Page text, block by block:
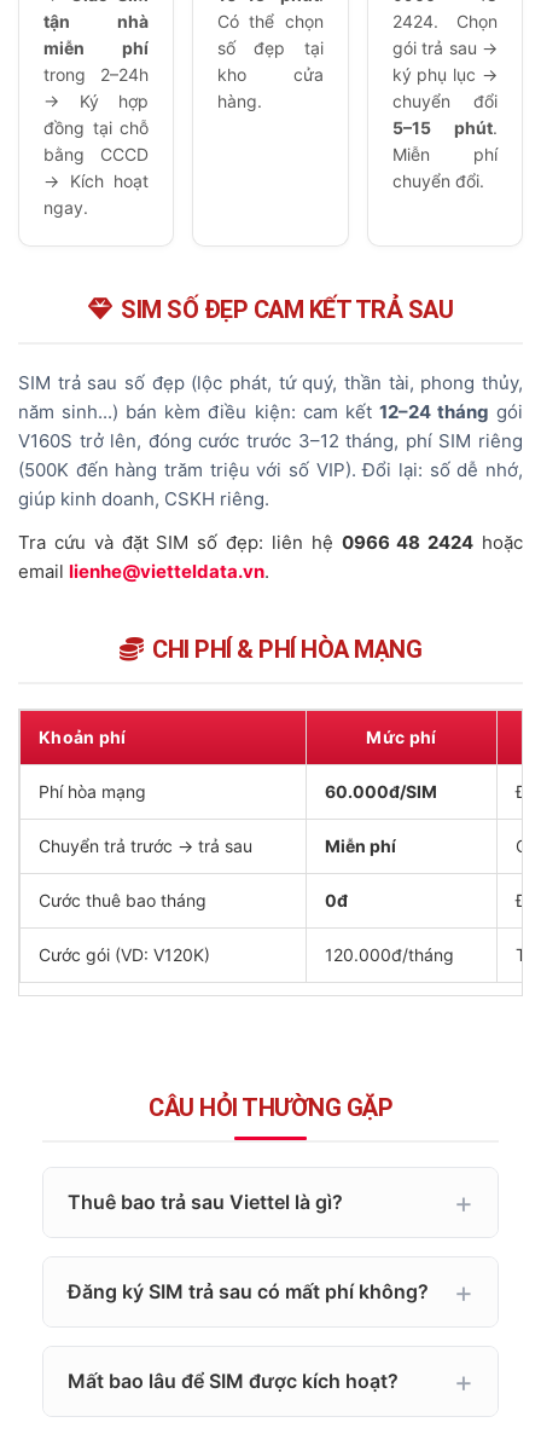
tận nhà
miễn phí
trong 2–24h
→ Ký hợp
đồng tại chỗ
bằng CCCD
→ Kích hoạt
ngay.
Có thể chọn
số đẹp tại
kho cửa
hàng.
2424. Chọn
gói trả sau →
ký phụ lục →
chuyển đổi
5–15 phút.
Miễn phí
chuyển đổi.
SIM SỐ ĐẸP CAM KẾT TRẢ SAU
SIM trả sau số đẹp (lộc phát, tứ quý, thần tài, phong thủy,
năm sinh...) bán kèm điều kiện: cam kết 12–24 tháng gói
V160S trở lên, đóng cước trước 3–12 tháng, phí SIM riêng
(500K đến hàng trăm triệu với số VIP). Đổi lại: số dễ nhớ,
giúp kinh doanh, CSKH riêng.
Tra cứu và đặt SIM số đẹp: liên hệ 0966 48 2424 hoặc
email lienhe@vietteldata.vn.
CHI PHÍ & PHÍ HÒA MẠNG
Khoản phí Mức phí
Phí hòa mạng 60.000đ/SIM Đã
Chuyển trả trước → trả sau Miễn phí
Cước thuê bao tháng 0đ Đã
Cước gói (VD: V120K) 120.000đ/tháng
CÂU HỎI THƯỜNG GẶP
Thuê bao trả sau Viettel là gì?
Đăng ký SIM trả sau có mất phí không?
Mất bao lâu để SIM được kích hoạt?